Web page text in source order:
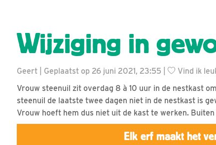
Wijziging in
Geert | Geplaatst op 26 juni 2021, 23:55 | Vind ik
Vrouw steenuil zit overdag 8 à 10 uur in de nestkast
steenuil de laatste twee dagen niet in de nestkast is
Vrouw hoeft hem dus niet uit de kast te werken.
Elk erf maakt het